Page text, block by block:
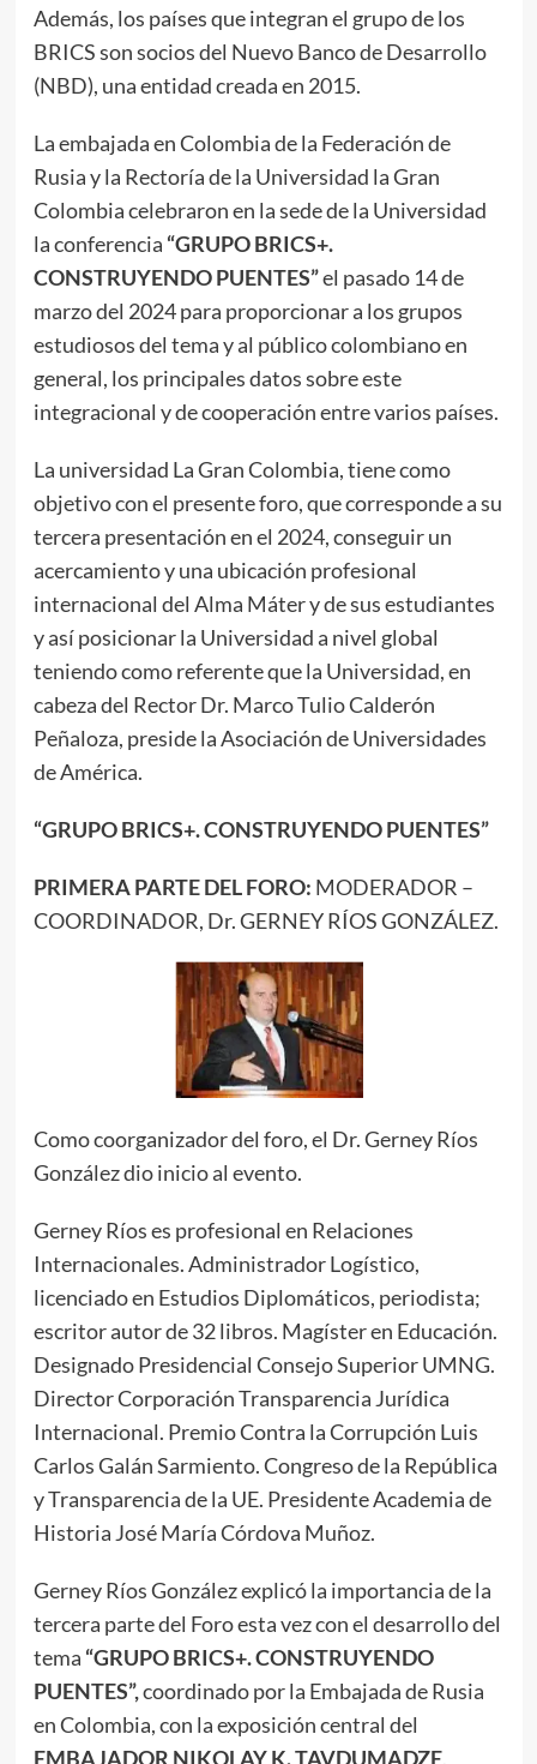
Además, los países que integran el grupo de los
BRICS son socios del Nuevo Banco de Desarrollo
(NBD), una entidad creada en 2015.
La embajada en Colombia de la Federación de
Rusia y la Rectoría de la Universidad la Gran
Colombia celebraron en la sede de la Universidad
la conferencia “GRUPO BRICS+.
CONSTRUYENDO PUENTES”el pasado 14 de
marzo del 2024 para proporcionar a los grupos
estudiosos del tema y al público colombiano en
general, los principales datos sobre este
integracional y de cooperación entre varios países.
La universidad La Gran Colombia, tiene como
objetivo con el presente foro, que corresponde a su
tercera presentación en el 2024, conseguir un
acercamiento y una ubicación profesional
internacional del Alma Máter y de sus estudiantes
y así posicionar la Universidad a nivel global
teniendo como referente que la Universidad, en
cabeza del Rector Dr. Marco Tulio Calderón
Peñaloza, preside la Asociación de Universidades
de América.
“GRUPO BRICS+. CONSTRUYENDO PUENTES”
PRIMERA PARTE DEL FORO: MODERADOR –
COORDINADOR, Dr. GERNEY RÍOS GONZÁLEZ.
Como coorganizador del foro, el Dr. Gerney Ríos
González dio inicio al evento.
Gerney Ríos es profesional en Relaciones
Internacionales. Administrador Logístico,
licenciado en Estudios Diplomáticos, periodista;
escritor autor de 32 libros. Magíster en Educación.
Designado Presidencial Consejo Superior UMNG.
Director Corporación Transparencia Jurídica
Internacional. Premio Contra la Corrupción Luis
Carlos Galán Sarmiento. Congreso de la República
y Transparencia de la UE. Presidente Academia de
Historia José María Córdova Muñoz.
Gerney Ríos González explicó la importancia de la
tercera parte del Foro esta vez con el desarrollo del
tema “GRUPO BRICS+. CONSTRUYENDO
PUENTES”,coordinado por la Embajada de Rusia
en Colombia, con la exposición central del
EMBAJADOR NIKOLAY K. TAVDUMADZE.